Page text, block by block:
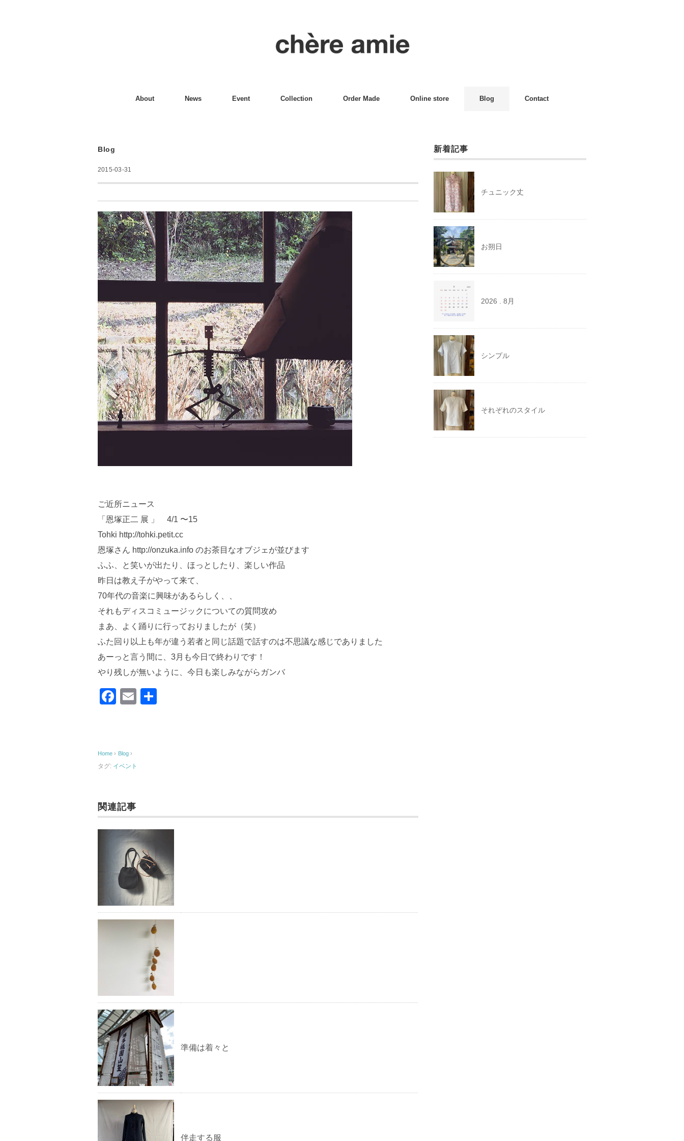
About News Event Collection Order Made Online store Blog Contact
Blog
2015-03-31
ご近所ニュース
「恩塚正二 展 」 4/1 〜15
Tohki http://tohki.petit.cc
恩塚さん http://onzuka.info のお茶目なオブジェが並びます
ふふ、と笑いが出たり、ほっとしたり、楽しい作品
昨日は教え子がやって来て、
70年代の音楽に興味があるらしく、、
それもディスコミュージックについての質問攻め
まあ、よく踊りに行っておりましたが（笑）
ふた回り以上も年が違う若者と同じ話題で話すのは不思議な感じでありました
あーっと言う間に、3月も今日で終わりです！
やり残しが無いように、今日も楽しみながらガンバ
F
b
k
E
Home › Blog ›
タグ: イベント
関連記事
準備は着々と
伴走する服
新着記事
チュニック丈
お朔日
2026 . 8月
シンプル
それぞれのスタイル